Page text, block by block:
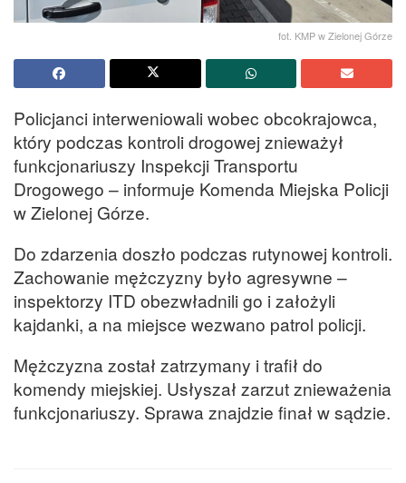
fot. KMP w Zielonej Górze
Policjanci interweniowali wobec obcokrajowca,
który podczas kontroli drogowej znieważył
funkcjonariuszy Inspekcji Transportu
Drogowego – informuje Komenda Miejska Policji
w Zielonej Górze.
Do zdarzenia doszło podczas rutynowej kontroli.
Zachowanie mężczyzny było agresywne –
inspektorzy ITD obezwładnili go i założyli
kajdanki, a na miejsce wezwano patrol policji.
Mężczyzna został zatrzymany i trafił do
komendy miejskiej. Usłyszał zarzut znieważenia
funkcjonariuszy. Sprawa znajdzie finał w sądzie.